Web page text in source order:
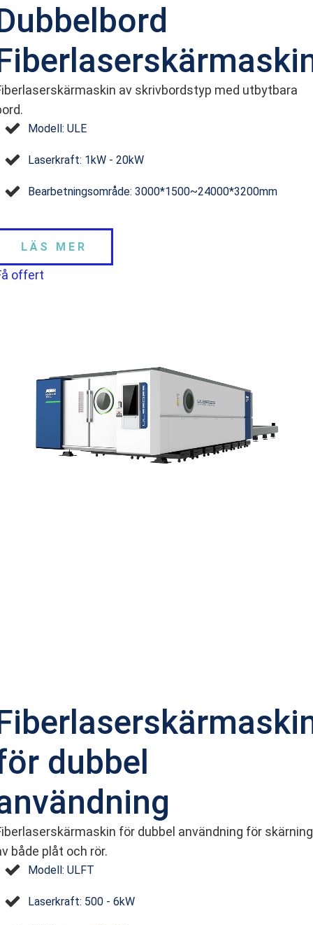
av skrivbordstyp med utbytbara
Modell: ULE
Laserkraft: 1kW - 20kW
Bearbetningsområde: 3000*1500~24000*3200mm
LÄS MER
offert
dubbel
för dubbel användning för skärning
både plåt och rör.
Modell: ULFT
Laserkraft: 500 - 6kW